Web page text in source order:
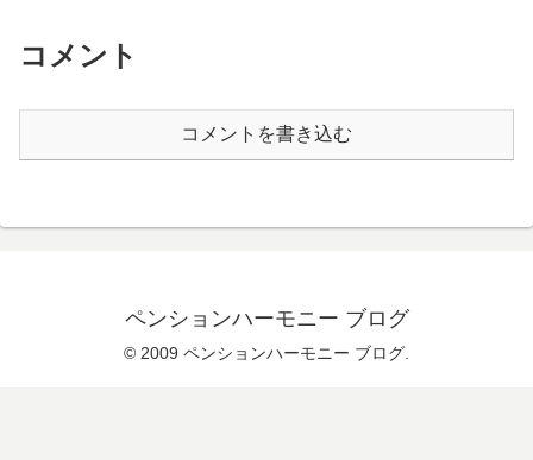
コメント
コメントを書き込む
ペンションハーモニー ブログ
© 2009 ペンションハーモニー ブログ.